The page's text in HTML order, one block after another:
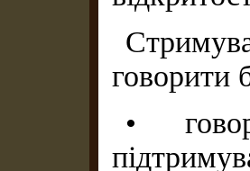
говорити
•